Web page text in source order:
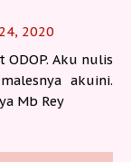
2020
Aku nulis
akuini.
Mb Rey